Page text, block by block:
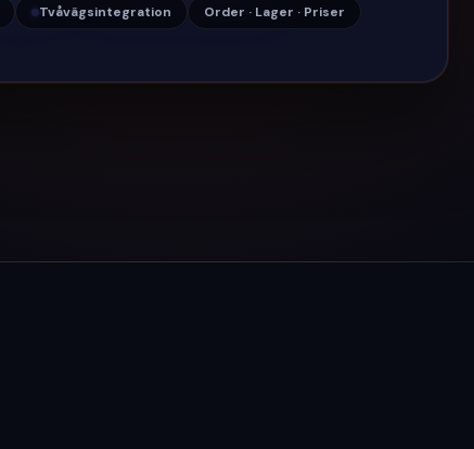
Tvåvägsintegration Order · Lager · Priser